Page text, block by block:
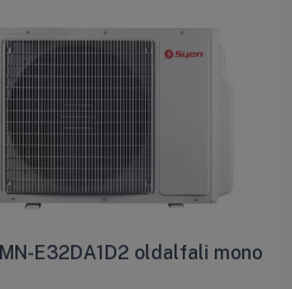
E32DA1D2 oldalfali mono